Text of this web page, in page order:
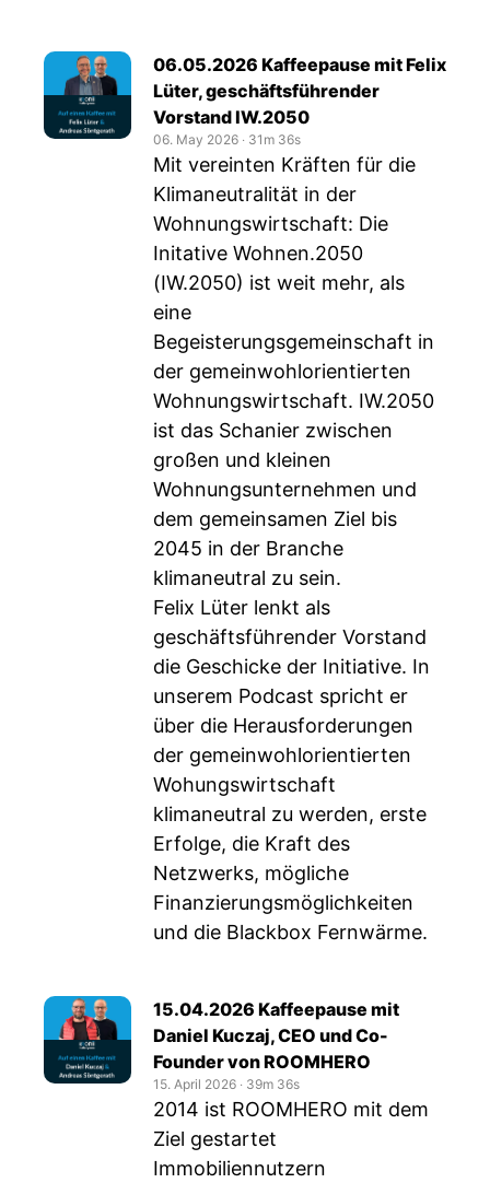
06.05.2026 Kaffeepause mit Felix
Lüter, geschäftsführender
Vorstand IW.2050
06. May 2026 ‧ 31m 36s
Mit vereinten Kräften für die
Klimaneutralität in der
Wohnungswirtschaft: Die
Initative Wohnen.2050
(IW.2050) ist weit mehr, als
eine
Begeisterungsgemeinschaft in
der gemeinwohlorientierten
Wohnungswirtschaft. IW.2050
ist das Schanier zwischen
großen und kleinen
Wohnungsunternehmen und
dem gemeinsamen Ziel bis
2045 in der Branche
klimaneutral zu sein.
Felix Lüter lenkt als
geschäftsführender Vorstand
die Geschicke der Initiative. In
unserem Podcast spricht er
über die Herausforderungen
der gemeinwohlorientierten
Wohungswirtschaft
klimaneutral zu werden, erste
Erfolge, die Kraft des
Netzwerks, mögliche
Finanzierungsmöglichkeiten
und die Blackbox Fernwärme.
15.04.2026 Kaffeepause mit
Daniel Kuczaj, CEO und Co-
Founder von ROOMHERO
15. April 2026 ‧ 39m 36s
2014 ist ROOMHERO mit dem
Ziel gestartet
Immobiliennutzern